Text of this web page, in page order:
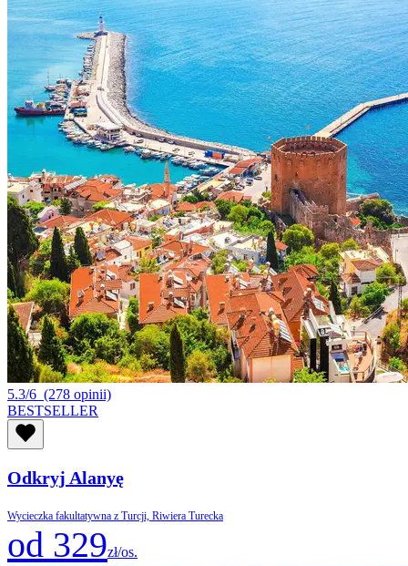
5.3/6 (278 opinii)
BESTSELLER
Odkryj Alanyę
Wycieczka fakultatywna z Turcji, Riwiera Turecka
od 329zł/os.